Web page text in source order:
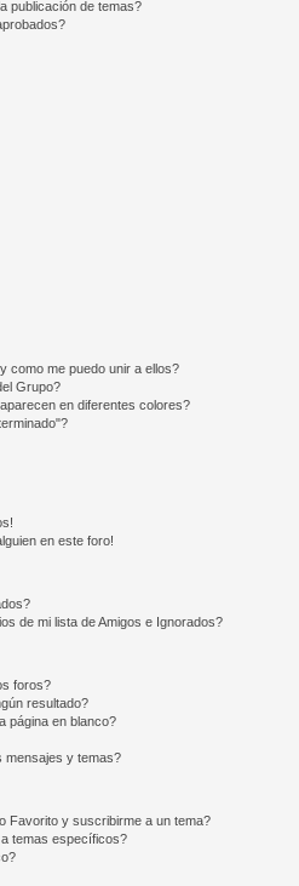
publicación de temas?
como me puedo unir a ellos?
Grupo?
en diferentes colores?
en este foro!
de mi lista de Amigos e Ignorados?
foros?
resultado?
página en blanco?
mensajes y temas?
Favorito y suscribirme a un tema?
temas específicos?